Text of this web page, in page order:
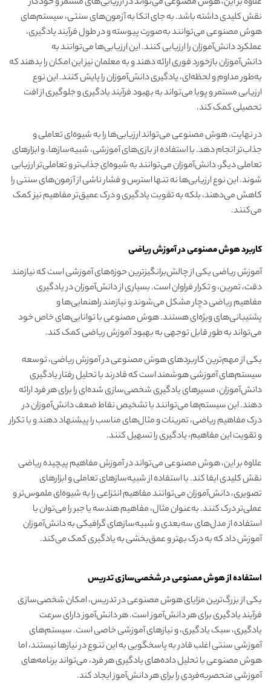
نقش کلیدی داشته باشد. به جای اتکا به آزمون‌های سنتی، سیستم‌های
هوش مصنوعی می‌توانند به‌صورت پیوسته و در طول فرآیند یادگیری،
عملکرد دانش‌آموزان را ارزیابی کنند. این ارزیابی‌ها می‌توانند به
دانش‌آموزان بازخورد فوری ارائه دهند و به معلمان نیز این امکان را بدهند که
به‌طور مداوم و لحظه‌ای، یادگیری دانش‌آموزان را پایش کنند. این نوع
ارزیابی مستمر و پویا می‌تواند به بهبود فرآیند یادگیری و جلوگیری از افت
تحصیلی کمک کند.
در نهایت، هوش مصنوعی می‌تواند ارزیابی‌ها را به شیوه‌ای تعاملی و
جذاب‌تر انجام دهد. با استفاده از بازی‌های آموزشی، شبیه‌سازها، و ابزارهای
تعاملی دیگر، دانش‌آموزان می‌توانند به شیوه‌ای جذاب‌تر و تعاملی‌تر ارزیابی
شوند. این نوع ارزیابی‌ها نه تنها استرس و فشار ناشی از آزمون‌های سنتی را
کاهش می‌دهند، بلکه به تقویت یادگیری و درک عمیق‌تر مفاهیم نیز کمک
می‌کنند.
کاربرد هوش مصنوعی در آموزش ریاضی
آموزش ریاضی یکی از چالش‌برانگیزترین حوزه‌های آموزشی است که نیازمند
دقت، تمرین، و تکرار فراوان است. بسیاری از دانش‌آموزان در یادگیری
مفاهیم ریاضی دچار مشکل می‌شوند و نیازمند راهنمایی‌ها و
پشتیبانی‌های ویژه‌ای هستند. هوش مصنوعی با توانایی‌های خاص خود
می‌تواند به طور قابل توجهی به بهبود آموزش ریاضی کمک کند.
یکی از مهم‌ترین کاربردهای هوش مصنوعی در آموزش ریاضی، توسعه
سیستم‌های آموزشی هوشمند است که قادرند با تحلیل رفتار یادگیری
دانش‌آموزان، مسیرهای یادگیری شخصی‌سازی شده‌ای را برای هر فرد ارائه
دهند. این سیستم‌ها می‌توانند با تشخیص نقاط ضعف دانش‌آموزان در
درک مفاهیم ریاضی، تمرینات و مثال‌های مناسب را پیشنهاد دهند و با تکرار
و تقویت این مفاهیم، یادگیری را تسهیل کنند.
علاوه بر این، هوش مصنوعی می‌تواند در آموزش مفاهیم پیچیده ریاضی
نقش کلیدی ایفا کند. با استفاده از شبیه‌سازهای تعاملی و ابزارهای
تصویری، دانش‌آموزان می‌توانند مفاهیم انتزاعی را به شیوه‌ای ملموس‌تر و
عملی‌تر درک کنند. به‌عنوان مثال، مفاهیم هندسه یا جبر را می‌توان با
استفاده از مدل‌های سه‌بعدی و شبیه‌سازهای گرافیکی به دانش‌آموزان
آموزش داد که به درک بهتر و عمق‌بخشی به یادگیری کمک می‌کند.
استفاده از هوش مصنوعی در شخصی‌سازی تدریس
یکی از بزرگ‌ترین مزایای هوش مصنوعی در تدریس، امکان شخصی‌سازی
فرآیند یادگیری برای هر دانش‌آموز است. هر دانش‌آموز دارای سرعت
یادگیری، سبک یادگیری، و نیازهای آموزشی خاصی است. سیستم‌های
آموزشی سنتی اغلب قادر به پاسخگویی به این تنوع در نیازها نیستند، اما
هوش مصنوعی با تحلیل داده‌های یادگیری هر فرد، می‌تواند برنامه‌های
آموزشی منحصربه‌فردی را برای هر دانش‌آموز ایجاد کند.